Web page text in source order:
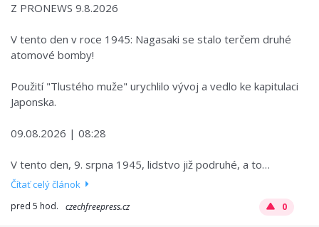
Z PRONEWS 9.8.2026
V tento den v roce 1945: Nagasaki se stalo terčem druhé
atomové bomby!
Použití "Tlustého muže" urychlilo vývoj a vedlo ke kapitulaci
Japonska.
09.08.2026 | 08:28
V tento den, 9. srpna 1945, lidstvo již podruhé, a to…
Čítať celý článok
pred 5 hod. czechfreepress.cz 0